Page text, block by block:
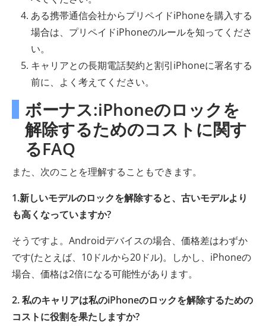
ある携帯通信会社からプリペイドiPhoneを購入する
場合は、プリペイドiPhoneのルールを知ってくださ
い。
キャリアとの長期電話契約と割引iPhoneに署名する
前に、よく考えてください。
ボーナス:iPhoneのロックを
解除するためのコストに関す
るFAQ
また、次のことを理解することもできます。
1.新しいモデルのロックを解除すると、古いモデルより
も高くなっていますか?
そうですよ。Androidデバイスの場合、価格差はわずか
です(たとえば、10ドルから20ドル)。しかし、iPhoneの
場合、価格は2倍になる可能性があります。
2. 私のキャリアは私のiPhoneのロックを解除するための
コストに役割を果たしますか?